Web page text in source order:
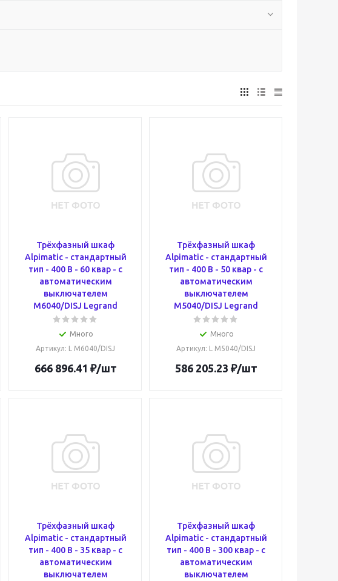
Трёхфазный шкаф
Alpimatic - стандартный
тип - 400 В - 60 квар - c
автоматическим
выключателем
M6040/DISJ Legrand
Много
Артикул: L M6040/DISJ
666 896.41 ₽/шт
Трёхфазный шкаф
Alpimatic - стандартный
тип - 400 В - 50 квар - c
автоматическим
выключателем
M5040/DISJ Legrand
Много
Артикул: L M5040/DISJ
586 205.23 ₽/шт
Трёхфазный шкаф
Alpimatic - стандартный
тип - 400 В - 35 квар - c
автоматическим
выключателем
Трёхфазный шкаф
Alpimatic - стандартный
тип - 400 В - 300 квар - c
автоматическим
выключателем